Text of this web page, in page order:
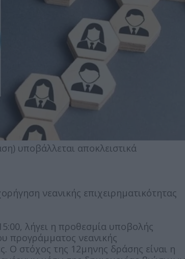
υποβάλλεται αποκλειστικά
νεανικής επιχειρηματικότητας
λήγει η προθεσμία υποβολής
προγράμματος νεανικής
Ο στόχος της 12μηνης δράσης είναι η